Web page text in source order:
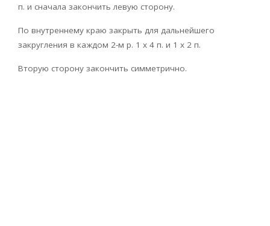
п. и сначала закончить левую сторону.
По внутреннему краю закрыть для дальнейшего
закругления в каждом 2-м р. 1 х 4 п. и 1 х 2 п.
Вторую сторону закончить симметрично.